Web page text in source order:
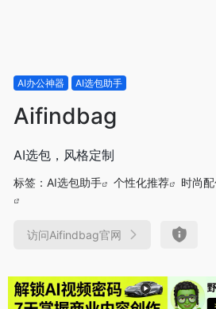
AI办公神器 AI选包助手
Aifindbag
AI选包，风格定制
标签： AI选包助手 个性化推荐 时尚
访问Aifindbag官网